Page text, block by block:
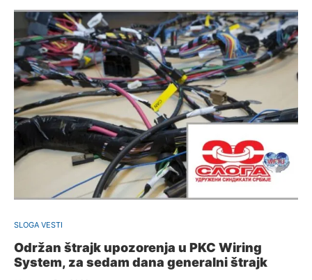
SLOGA VESTI
Održan štrajk upozorenja u PKC Wiring
System, za sedam dana generalni štrajk